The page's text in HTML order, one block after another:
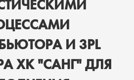
И 3PL
ХК "САНГ" ДЛЯ